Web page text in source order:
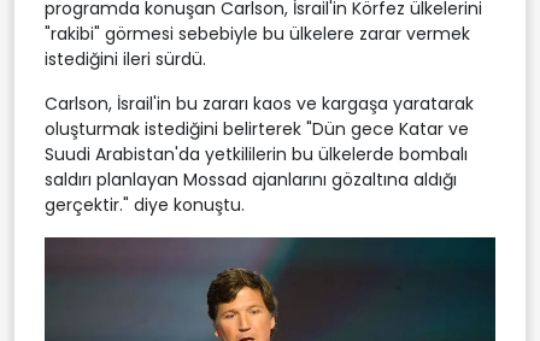
programda konuşan Carlson, İsrail'in Körfez ülkelerini
"rakibi" görmesi sebebiyle bu ülkelere zarar vermek
istediğini ileri sürdü.
Carlson, İsrail'in bu zararı kaos ve kargaşa yaratarak
oluşturmak istediğini belirterek "Dün gece Katar ve
Suudi Arabistan'da yetkililerin bu ülkelerde bombalı
saldırı planlayan Mossad ajanlarını gözaltına aldığı
gerçektir." diye konuştu.